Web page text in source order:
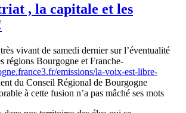
, la capitale et les
vivant de samedi dernier sur l’éventualité
régions Bourgogne et Franche-
emissions/la-voix-est-libre-
du Conseil Régional de Bourgogne
à cette fusion n’a pas mâché ses mots